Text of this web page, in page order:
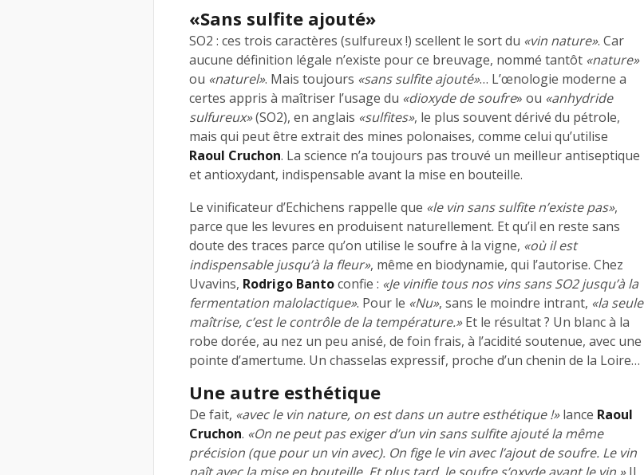
«Sans sulfite ajouté»
SO2 : ces trois caractères (sulfureux !) scellent le sort du «vin nature». Car
aucune définition légale n’existe pour ce breuvage, nommé tantôt «nature»
ou «naturel». Mais toujours «sans sulfite ajouté»… L’œnologie moderne a
certes appris à maîtriser l’usage du «dioxyde de soufre» ou «anhydride
sulfureux»(SO2), en anglais «sulfites», le plus souvent dérivé du pétrole,
mais qui peut être extrait des mines polonaises, comme celui qu’utilise
Raoul Cruchon. La science n’a toujours pas trouvé un meilleur antiseptique
et antioxydant, indispensable avant la mise en bouteille.
Le vinificateur d’Echichens rappelle que «le vin sans sulfite n’existe pas»,
parce que les levures en produisent naturellement. Et qu’il en reste sans
doute des traces parce qu’on utilise le soufre à la vigne, «où il est
indispensable jusqu’à la fleur», même en biodynamie, qui l’autorise. Chez
Uvavins, Rodrigo Bantoconfie : «Je vinifie tous nos vins sans SO2 jusqu’à la
fermentation malolactique». Pour le «Nu», sans le moindre intrant, «la seule
maîtrise, c’est le contrôle de la température.»Et le résultat ? Un blanc à la
robe dorée, au nez un peu anisé, de foin frais, à l’acidité soutenue, avec une
pointe d’amertume. Un chasselas expressif, proche d’un chenin de la Loire…
Une autre esthétique
De fait, «avec le vin nature, on est dans un autre esthétique !»lance Raoul
Cruchon. «On ne peut pas exiger d’un vin sans sulfite ajouté la même
précision (que pour un vin avec). On fige le vin avec l’ajout de soufre. Le vin